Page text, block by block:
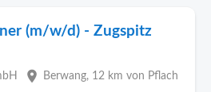
(m/w/d) - Zugspitz
place Berwang, 12 km von Pflach